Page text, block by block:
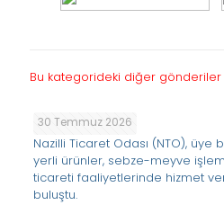
Bu kategorideki diğer gönderiler
30 Temmuz 2026
Nazilli Ticaret Odası (NTO), üye
yerli ürünler, sebze-meyve
ticareti faaliyetlerinde hizmet
buluştu.